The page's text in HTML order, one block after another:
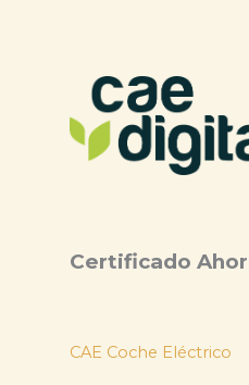
Certificado
CAE Coche Eléctrico